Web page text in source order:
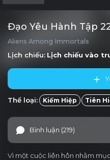
Đạo Yêu Hành Tập
Aliens Among Immortals
Lịch chiếu: Lịch chiếu vào
Thể loại: Kiếm Hiệp Tiên
Bình luận (219)
Vì một cuộc liên hôn nhằm